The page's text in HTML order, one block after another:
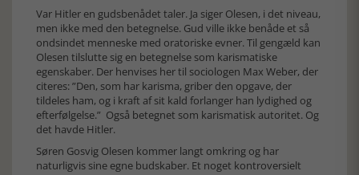
Var Hitler en gudsbenådet taler. Ja siger Olesen, i det niveau,
men ikke med den betegnelse. Gud ville ikke benåde et så
ondsindet menneske med oratoriske evner. Til gengæld kan
Olesen tilslutte sig en betegnelse som karismatiske
egenskaber. Der henvises her til sociologen Max Weber, der
citeres: ”Den, som har karisma, griber den opgave, der
tildeles ham, og i kraft af sit kald forlanger han lydighed og
efterfølgelse.” Også betegnet som karismatisk autoritet. Og
det havde Hitler.
Søren Gosvig Olesen kommer langt omkring og har
naturligvis sine egne budskaber. Et noget kontroversielt